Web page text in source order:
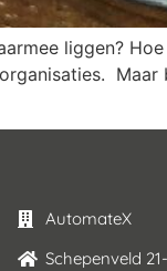
liggen?
AutomateX
Schepenveld